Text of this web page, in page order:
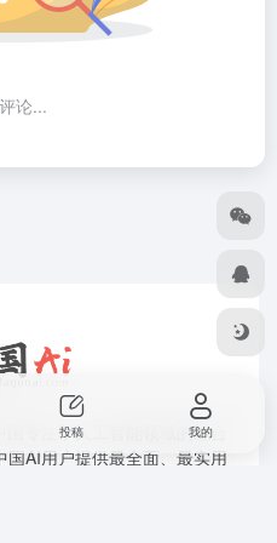
论...
专注于人工智能领域的综合
AI用户提供最全面、最实用
投稿 我的